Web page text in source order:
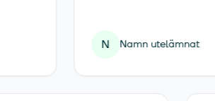
Namn utelämnat